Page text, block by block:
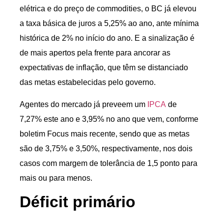
elétrica e do preço de commodities, o BC já elevou
a taxa básica de juros a 5,25% ao ano, ante mínima
histórica de 2% no início do ano. E a sinalização é
de mais apertos pela frente para ancorar as
expectativas de inflação, que têm se distanciado
das metas estabelecidas pelo governo.
Agentes do mercado já preveem um IPCA de
7,27% este ano e 3,95% no ano que vem, conforme
boletim Focus mais recente, sendo que as metas
são de 3,75% e 3,50%, respectivamente, nos dois
casos com margem de tolerância de 1,5 ponto para
mais ou para menos.
Déficit primário